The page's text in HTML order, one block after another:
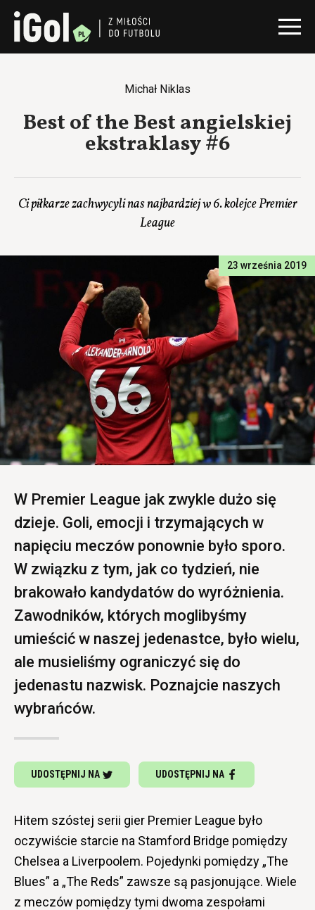
Michał Niklas
Best of the Best angielskiej
ekstraklasy #6
Ci piłkarze zachwycyli nas najbardziej w 6. kolejce Premier
League
23 września 2019
W Premier League jak zwykle dużo się
dzieje. Goli, emocji i trzymających w
napięciu meczów ponownie było sporo.
W związku z tym, jak co tydzień, nie
brakowało kandydatów do wyróżnienia.
Zawodników, których moglibyśmy
umieścić w naszej jedenastce, było wielu,
ale musieliśmy ograniczyć się do
jedenastu nazwisk. Poznajcie naszych
wybrańców.
UDOSTĘPNIJ NA UDOSTĘPNIJ NA
Hitem szóstej serii gier Premier League było
oczywiście starcie na Stamford Bridge pomiędzy
Chelsea a Liverpoolem. Pojedynki pomiędzy „The
Blues” a „The Reds” zawsze są pasjonujące. Wiele
z meczów pomiędzy tymi dwoma zespołami